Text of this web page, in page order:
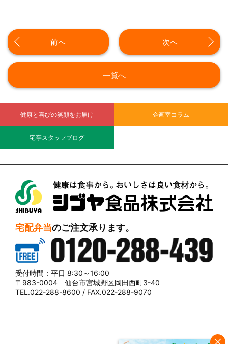
前へ 次へ
一覧へ
健康と喜びの笑顔をお届け 企画室コラム
宅亭スタッフブログ
宅配弁当のご注文承ります。
0120-288-439
受付時間：平日 8:30～16:00
〒983-0004 仙台市宮城野区岡田西町3-40
TEL.022-288-8600 / FAX.022-288-9070